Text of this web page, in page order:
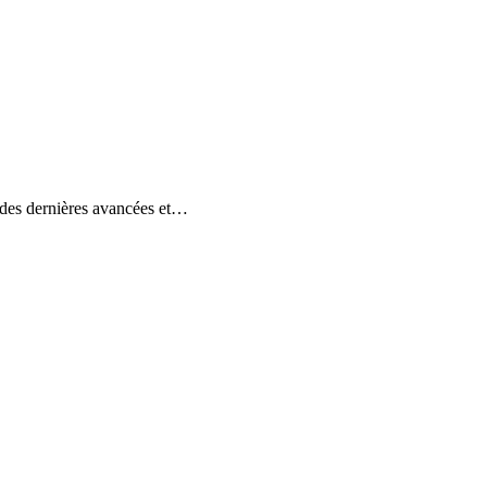
dernières avancées et…